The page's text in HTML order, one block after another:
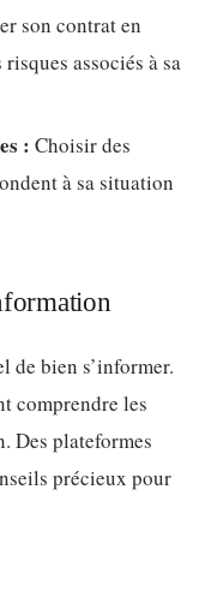
son contrat en
associés à sa
: Choisir des
à sa situation
de bien s’informer.
comprendre les
Des plateformes
précieux pour